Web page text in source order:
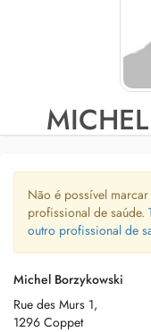
Não é possível
profissional de saúde.
outro profissional de
Michel Borzykowski
Rue des Murs 1,
1296 Coppet